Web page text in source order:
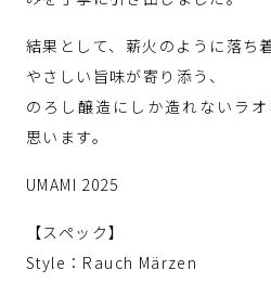
結果として、薪火のように落ち
やさしい旨味が寄り添う、
のろし醸造にしか造れないラ
思います。
UMAMI 2025
【スペック】
Style：Rauch Märzen